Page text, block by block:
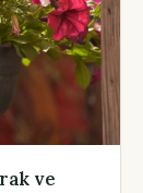
ve